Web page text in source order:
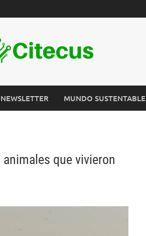
NEWSLETTER MUNDO SUSTENTABLE
que vivieron